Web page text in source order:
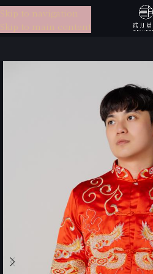
Skip to navigation
Skip to main content
選單